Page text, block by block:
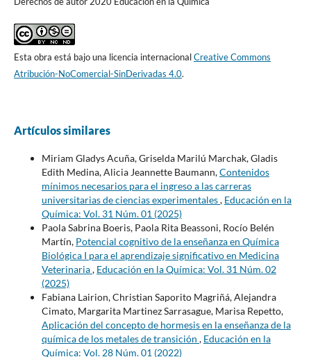
Esta obra está bajo una licencia internacionalCreative Commons
Atribución-NoComercial-SinDerivadas 4.0.
Artículos similares
Miriam Gladys Acuña, Griselda Marilú Marchak, Gladis
Edith Medina, Alicia Jeannette Baumann,Contenidos
mínimos necesarios para el ingreso a las carreras
universitarias de ciencias experimentales, Educación en la
Química: Vol. 31 Núm. 01 (2025)
Paola Sabrina Boeris, Paola Rita Beassoni, Rocío Belén
Martín, Potencial cognitivo de la enseñanza en Química
Biológica I para el aprendizaje significativo en Medicina
Veterinaria, Educación en la Química: Vol. 31 Núm. 02
(2025)
Fabiana Lairion, Christian Saporito Magriñá, Alejandra
Cimato, Margarita Martinez Sarrasague, Marisa Repetto,
Aplicación del concepto de hormesis en la enseñanza de la
química de los metales de transición , Educación en la
Química: Vol. 28 Núm. 01 (2022)